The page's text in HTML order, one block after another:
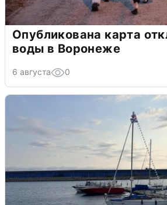
Опубликована карта
воды в Воронеже
6 августа 0